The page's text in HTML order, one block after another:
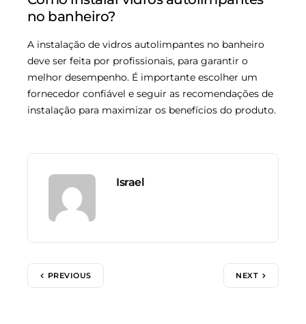
no banheiro?
A instalação de vidros autolimpantes no banheiro
deve ser feita por profissionais, para garantir o
melhor desempenho. É importante escolher um
fornecedor confiável e seguir as recomendações de
instalação para maximizar os benefícios do produto.
Israel
PREVIOUS NEXT